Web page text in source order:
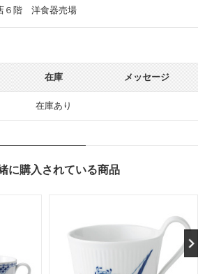
６階 洋食器売場
在庫 メッセージ
在庫あり
に購入されている商品